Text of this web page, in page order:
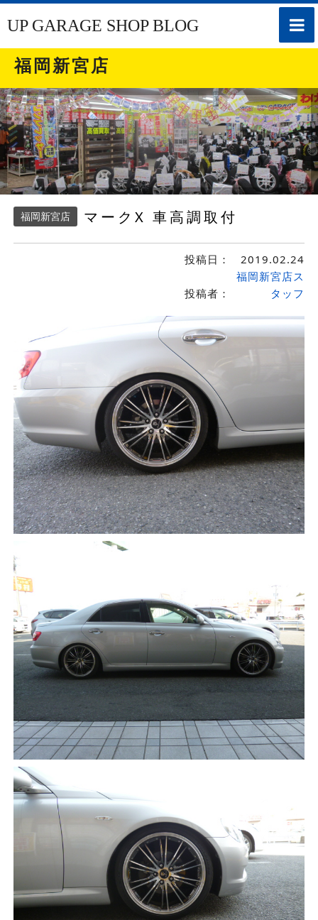
toggle
UP GARAGE SHOP BLOG
福岡新宮店
福岡新宮店 マークX 車高調取付
投稿日： 2019.02.24
投稿者：
福岡新宮店ス
タッフ